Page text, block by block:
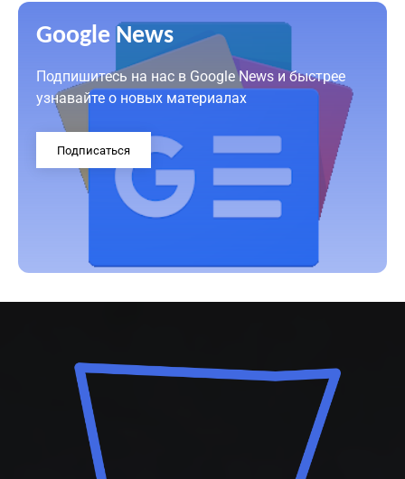
Google News
Подпишитесь на нас в Google News и быстрее
узнавайте о новых материалах
Подписаться